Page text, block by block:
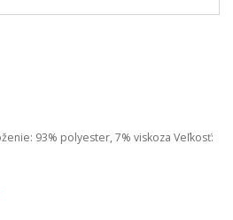
93% polyester, 7% viskoza Veľkosť: